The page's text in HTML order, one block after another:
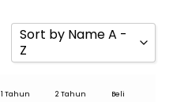
Sort by Name A -
Z
1 Tahun 2 Tahun Beli